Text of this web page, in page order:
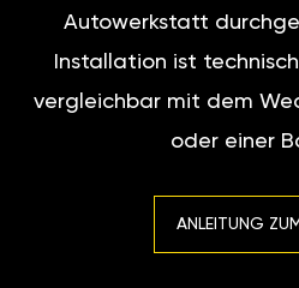
Autowerkstatt
Installation ist
vergleichbar mit dem
oder einer
ANLEITUNG